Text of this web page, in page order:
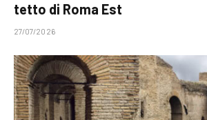
tetto di Roma Est
27/07/2026